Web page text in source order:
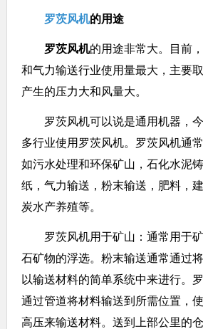
罗茨风机的用途
罗茨风机的用途非常大。目前
和气力输送行业使用量最大，主要
产生的压力大和风量大。
罗茨风机可以说是通用机器，
多行业使用罗茨风机。罗茨风机通
如污水处理和环保矿山，石化水泥
纸，气力输送，粉末输送，肥料，
炭水产养殖等。
罗茨风机用于矿山：通常用于
石矿物的浮选。粉末输送通常通过
以输送材料的简单系统中来进行。
通过管道将材料输送到所需位置，
高压来输送材料。送到上部公里的